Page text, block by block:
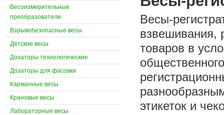
Весы-
взвешивания,
товаров в
этикеток и
Весоизмерительные
преобразователи
Взрывобезопасные весы
Детские весы
Дозаторы технологические
Дозаторы для фасовки
Карманные весы
Крановые весы
Лабораторные весы